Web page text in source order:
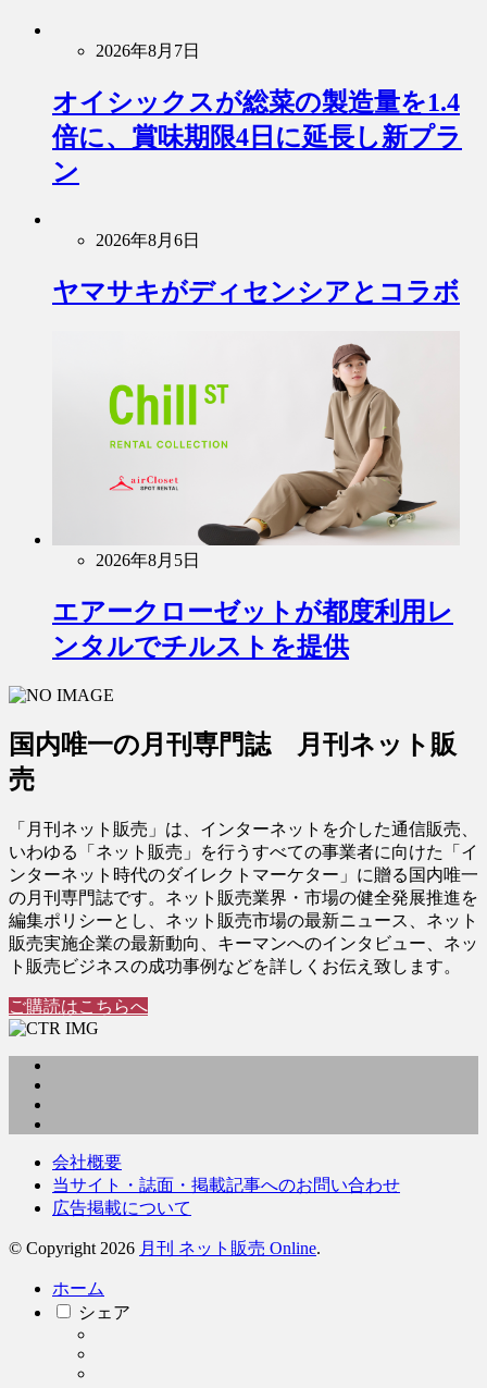
2026年8月7日
オイシックスが総菜の製造量を1.4
倍に、賞味期限4日に延長し新プラ
ン
2026年8月6日
ヤマサキがディセンシアとコラボ
2026年8月5日
エアークローゼットが都度利用レ
ンタルでチルストを提供
国内唯一の月刊専門誌 月刊ネット販
売
「月刊ネット販売」は、インターネットを介した通信販売、
いわゆる「ネット販売」を行うすべての事業者に向けた「イ
ンターネット時代のダイレクトマーケター」に贈る国内唯一
の月刊専門誌です。ネット販売業界・市場の健全発展推進を
編集ポリシーとし、ネット販売市場の最新ニュース、ネット
販売実施企業の最新動向、キーマンへのインタビュー、ネッ
ト販売ビジネスの成功事例などを詳しくお伝え致します。
ご購読はこちらへ
会社概要
当サイト・誌面・掲載記事へのお問い合わせ
広告掲載について
© Copyright 2026 月刊 ネット販売 Online.
ホーム
シェア